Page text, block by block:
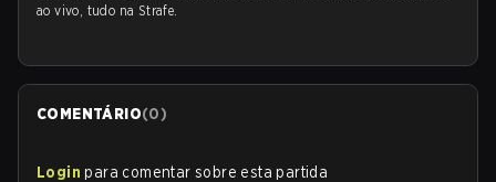
ao vivo, tudo na Strafe.
COMENTÁRIO(0)
Login para comentar sobre esta partida